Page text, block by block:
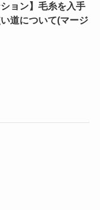
ション】毛糸を入手
道について(マージ